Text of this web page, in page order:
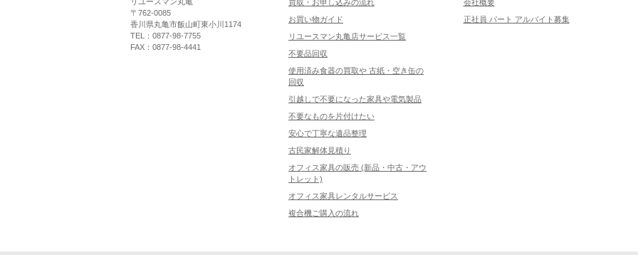
〒762-0085
香川県丸亀市飯山町東小川1174
TEL：0877-98-7755
FAX：0877-98-4441
買取・お申し込みの流れ
お買い物ガイド
リユースマン丸亀店サービス一覧
不要品回収
使用済み食器の買取や 古紙・空き缶の
回収
引越しで不要になった家具や電気製品
不要なものを片付けたい
安心で丁寧な遺品整理
古民家解体見積り
オフィス家具の販売 (新品・中古・アウ
トレット)
オフィス家具レンタルサービス
複合機ご購入の流れ
会社概要
正社員 パート アルバイト募集